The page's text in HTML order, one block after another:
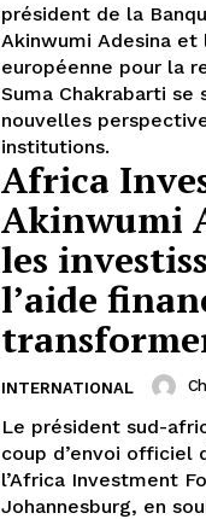
président de la
Akinwumi Adesina
européenne pour la
Suma Chakrabarti
nouvelles
institutions.
Africa
Akinwumi
les
l’aide
INTERNATIONAL
Le président sud-
coup d’envoi
l’Africa Investment
Johannesburg, en